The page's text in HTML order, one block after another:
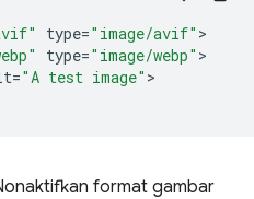
type="image/avif"
type="image/webp"
="A test image" >
format gambar